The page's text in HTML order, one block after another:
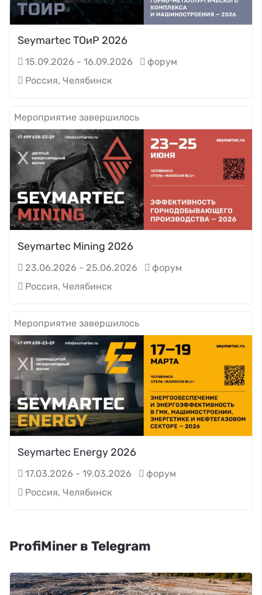
Seymartec ТОиР 2026
15.09.2026 - 16.09.2026
форум
Россия, Челябинск
Мероприятие завершилось
Seymartec Mining 2026
23.06.2026 - 25.06.2026
форум
Россия, Челябинск
Мероприятие завершилось
Seymartec Energy 2026
17.03.2026 - 19.03.2026
форум
Россия, Челябинск
ProfiMiner в Telegram